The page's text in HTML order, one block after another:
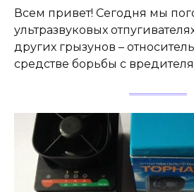
Всем привет! Сегодня мы
ультразвуковых
других грызунов –
средстве борьбы с